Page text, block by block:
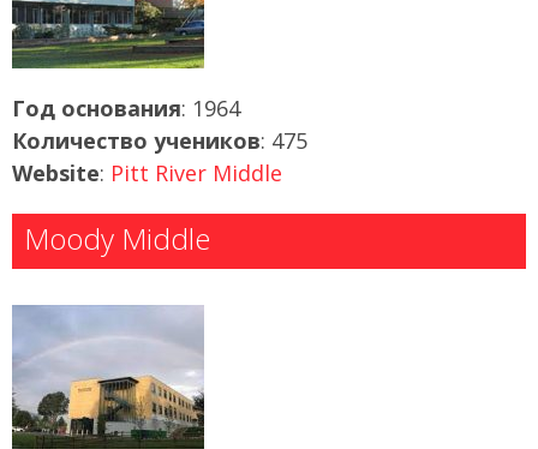
Год основания: 1964
Количество учеников: 475
Website: Pitt River Middle
Moody Middle